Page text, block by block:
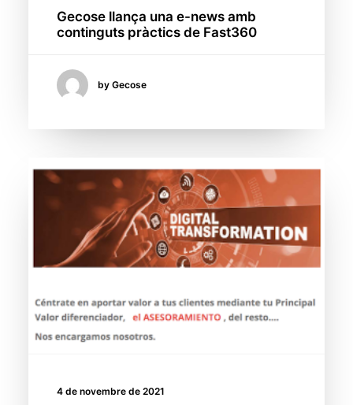
Gecose llança una e-news amb
continguts pràctics de Fast360
by Gecose
4 de novembre de 2021